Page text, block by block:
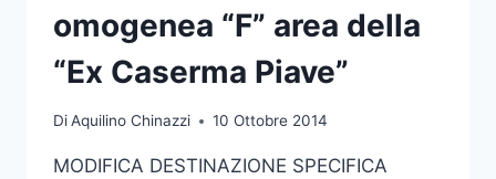
LUNI
PIAZZALE
NEVEGAL
omogenea “F” area della
“Ex Caserma Piave”
DiAquilino Chinazzi 10 Ottobre 2014
MODIFICA DESTINAZIONE SPECIFICA